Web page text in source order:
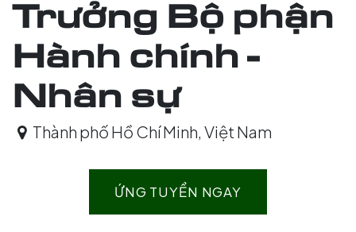
Trưởng Bộ phận
Hành chính -
Nhân sự
Thành phố Hồ Chí Minh Việt Nam
ỨNG TUYỂN NGAY